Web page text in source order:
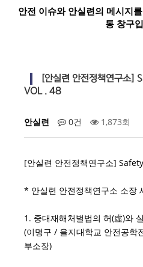
안전 이슈와 안실련의 메시지
통 창구
[안실련 안전정책연구소
VOL . 48
안실련 0건 1,873회
[안실련 안전정책연구소]
* 안실련 안전정책연구소 소장
1. 중대재해처벌법의 허(虛)와
(이명구 / 을지대학교 안전공학
부소장)